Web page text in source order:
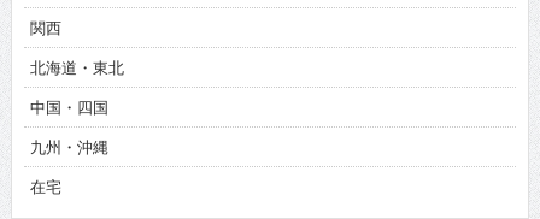
関西
北海道・東北
中国・四国
九州・沖縄
在宅